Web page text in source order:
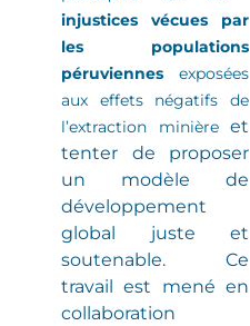
injustices vécues par
les populations
péruviennes exposées
aux effets négatifs de
l’extraction minière et
tenter de proposer
un modèle de
développement
global juste et
soutenable. Ce
travail est mené en
collaboration